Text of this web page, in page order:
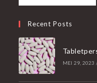
Recent Posts
MEI 29, 2023